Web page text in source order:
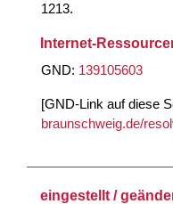
1213.
Internet-
GND: 139105603
[GND-Link auf diese
braunschweig.de/
eingestellt /